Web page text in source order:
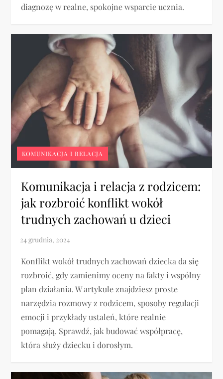
diagnozę w realne, spokojne wsparcie ucznia.
KOMUNIKACJA I RELACJA
Komunikacja i relacja z rodzicem:
jak rozbroić konflikt wokół
trudnych zachowań u dzieci
Konflikt wokół trudnych zachowań dziecka da się
rozbroić, gdy zamienimy oceny na fakty i wspólny
plan działania. W artykule znajdziesz proste
narzędzia rozmowy z rodzicem, sposoby regulacji
emocji i przykłady ustaleń, które realnie
pomagają. Sprawdź, jak budować współpracę,
która służy dziecku i dorosłym.